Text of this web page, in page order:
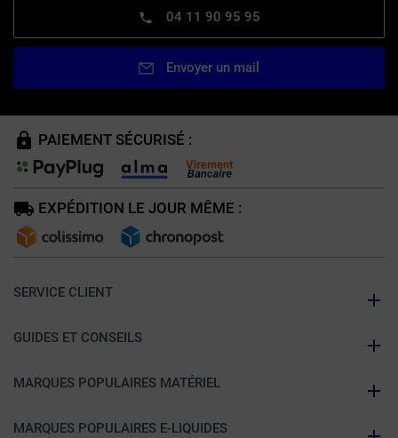
04 11 90 95 95
Envoyer un mail
PAIEMENT SÉCURISÉ :
EXPÉDITION LE JOUR MÊME :
SERVICE CLIENT
GUIDES ET CONSEILS
MARQUES POPULAIRES MATÉRIEL
MARQUES POPULAIRES E-LIQUIDES